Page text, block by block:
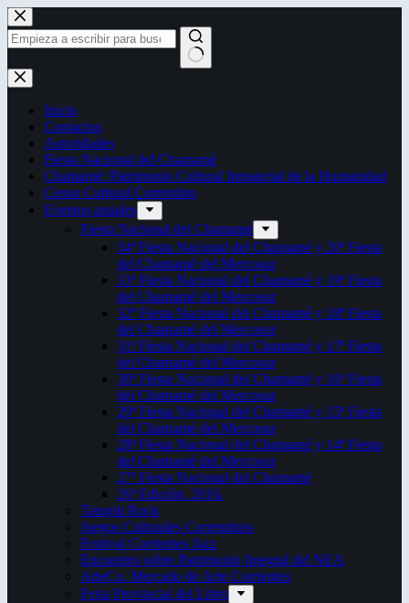
Saltar
al
contenido
Sin
resultados
Inicio
Contactos
Autoridades
Fiesta Nacional del Chamamé
Chamamé: Patrimonio Cultural Inmaterial de la Humanidad
Censo Cultural Correntino
Eventos anuales
Fiesta Nacional del Chamamé
34ª Fiesta Nacional del Chamamé y 20ª Fiesta
del Chamamé del Mercosur
33ª Fiesta Nacional del Chamamé y 19ª Fiesta
del Chamamé del Mercosur
32ª Fiesta Nacional del Chamamé y 18ª Fiesta
del Chamamé del Mercosur
31ª Fiesta Nacional del Chamamé y 17ª Fiesta
del Chamamé del Mercosur
30ª Fiesta Nacional del Chamamé y 16ª Fiesta
del Chamamé del Mercosur
29ª Fiesta Nacional del Chamamé y 15ª Fiesta
del Chamamé del Mercosur
28ª Fiesta Nacional del Chamamé y 14ª Fiesta
del Chamamé del Mercosur
27ª Fiesta Nacional del Chamamé
26ª Edición. 2016.
Taragüi Rock
Juegos Culturales Correntinos
Festival Corrientes Jazz
Encuentro sobre Patrimonio Integral del NEA
ArteCo. Mercado de Arte Corrientes
Feria Provincial del Libro